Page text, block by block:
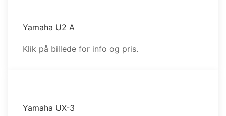
Yamaha U2 A
Klik på billede for info og pris.
Yamaha UX-3